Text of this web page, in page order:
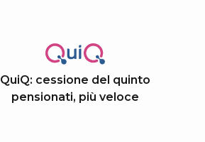
QuiQ: cessione del quinto
pensionati, più veloce